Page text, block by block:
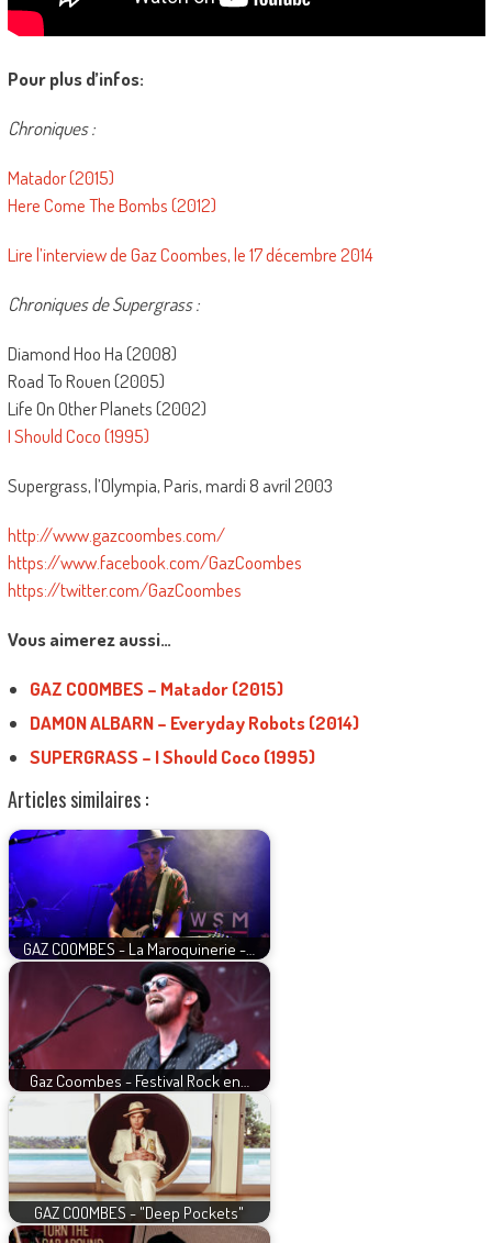
Pour plus d’infos:
Chroniques :
Matador (2015)
Here Come The Bombs (2012)
Lire l’interview de Gaz Coombes, le 17 décembre 2014
Chroniques de Supergrass :
Diamond Hoo Ha (2008)
Road To Rouen (2005)
Life On Other Planets (2002)
I Should Coco (1995)
Supergrass, l’Olympia, Paris, mardi 8 avril 2003
http://www.gazcoombes.com/
https://www.facebook.com/GazCoombes
https://twitter.com/GazCoombes
Vous aimerez aussi…
GAZ COOMBES – Matador (2015)
DAMON ALBARN – Everyday Robots (2014)
SUPERGRASS – I Should Coco (1995)
Articles similaires :
GAZ COOMBES - La Maroquinerie -…
Gaz Coombes - Festival Rock en…
GAZ COOMBES - "Deep Pockets"